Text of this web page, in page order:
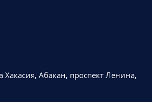
Хакасия, Абакан, проспект Ленина,